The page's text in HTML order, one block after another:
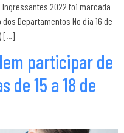
2022 foi marcada
Departamentos No dia 16 de
[…]
participar de
de 15 a 18 de